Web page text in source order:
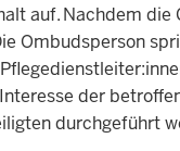
auf. Nachdem
Ombudsperson
der
durchgeführt